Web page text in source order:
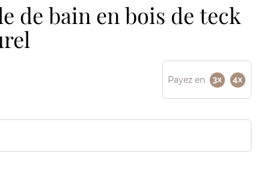
de bain en bois de teck
Payez en